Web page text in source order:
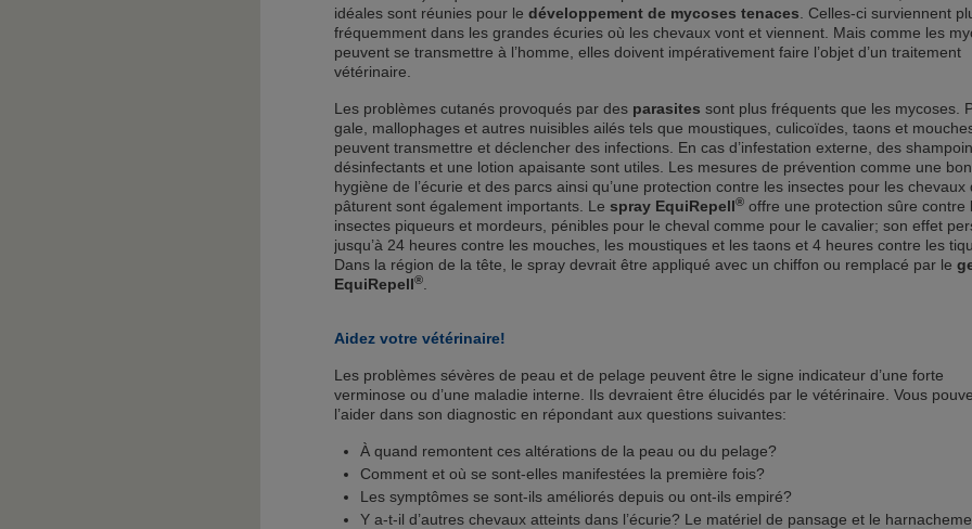
idéales sont réunies pour le développement de mycoses tenaces . Celles-ci surviennent
fréquemment dans les grandes écuries où les chevaux vont et viennent. Mais comme les
peuvent se transmettre à l’homme, elles doivent impérativement faire l’objet d’un traitement
vétérinaire.
Les problèmes cutanés provoqués par des parasites sont plus fréquents que les mycoses.
gale, mallophages et autres nuisibles ailés tels que moustiques, culicoïdes, taons et
peuvent transmettre et déclencher des infections. En cas d’infestation externe, des
désinfectants et une lotion apaisante sont utiles. Les mesures de prévention comme une
hygiène de l’écurie et des parcs ainsi qu’une protection contre les insectes pour les chevaux
pâturent sont également importants. Le spray EquiRepell® offre une protection sûre contre
insectes piqueurs et mordeurs, pénibles pour le cheval comme pour le cavalier; son effet
jusqu’à 24 heures contre les mouches, les moustiques et les taons et 4 heures contre les
Dans la région de la tête, le spray devrait être appliqué avec un chiffon ou remplacé par le
EquiRepell®
Aidez votre vétérinaire!
Les problèmes sévères de peau et de pelage peuvent être le signe indicateur d’une forte
verminose ou d’une maladie interne. Ils devraient être élucidés par le vétérinaire. Vous
l’aider dans son diagnostic en répondant aux questions suivantes:
À quand remontent ces altérations de la peau ou du pelage?
Comment et où se sont-elles manifestées la première fois?
Les symptômes se sont-ils améliorés depuis ou ont-ils empiré?
Y a-t-il d’autres chevaux atteints dans l’écurie? Le matériel de pansage et le